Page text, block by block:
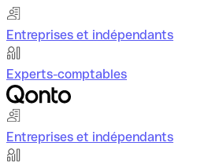
Entreprises et indépendants
Experts-comptables
Entreprises et indépendants